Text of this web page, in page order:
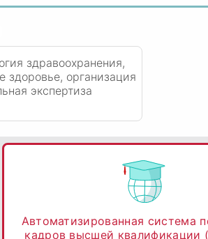
здравоохранения,
здоровье, организация
экспертиза
Автоматизированная система
кадров высшей квалификации